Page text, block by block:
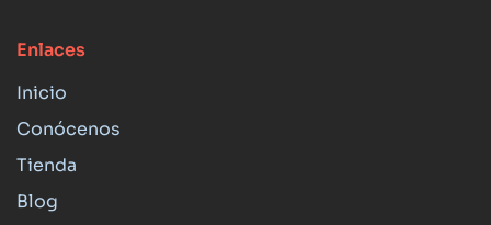
Enlaces
Inicio
Conócenos
Tienda
Blog